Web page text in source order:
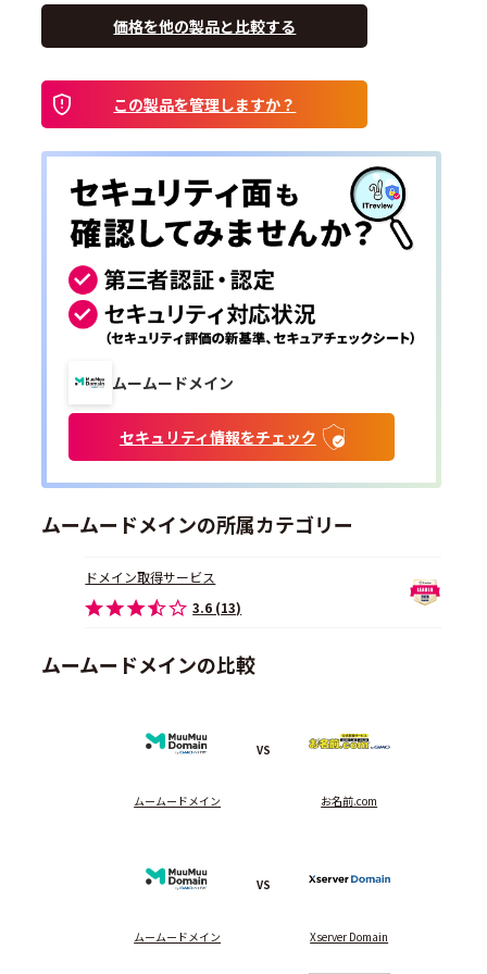
価格を他の製品と比較する
この製品を管理しますか？
ムームードメイン
セキュリティ情報をチェック
ムームードメインの所属カテゴリー
ドメイン取得サービス
3.6 (13)
ムームードメインの比較
ムームードメイン
VS
お名前.com
ムームードメイン
VS
Xserver Domain